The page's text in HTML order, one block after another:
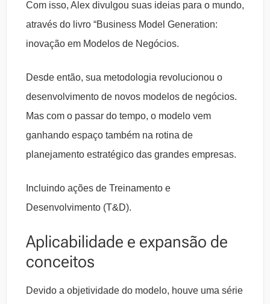
Com isso, Alex divulgou suas ideias para o mundo,
através do livro “Business Model Generation:
inovação em Modelos de Negócios.
Desde então, sua metodologia revolucionou o
desenvolvimento de novos modelos de negócios.
Mas com o passar do tempo, o modelo vem
ganhando espaço também na rotina de
planejamento estratégico das grandes empresas.
Incluindo ações de Treinamento e
Desenvolvimento (T&D).
Aplicabilidade e expansão de
conceitos
Devido a objetividade do modelo, houve uma série